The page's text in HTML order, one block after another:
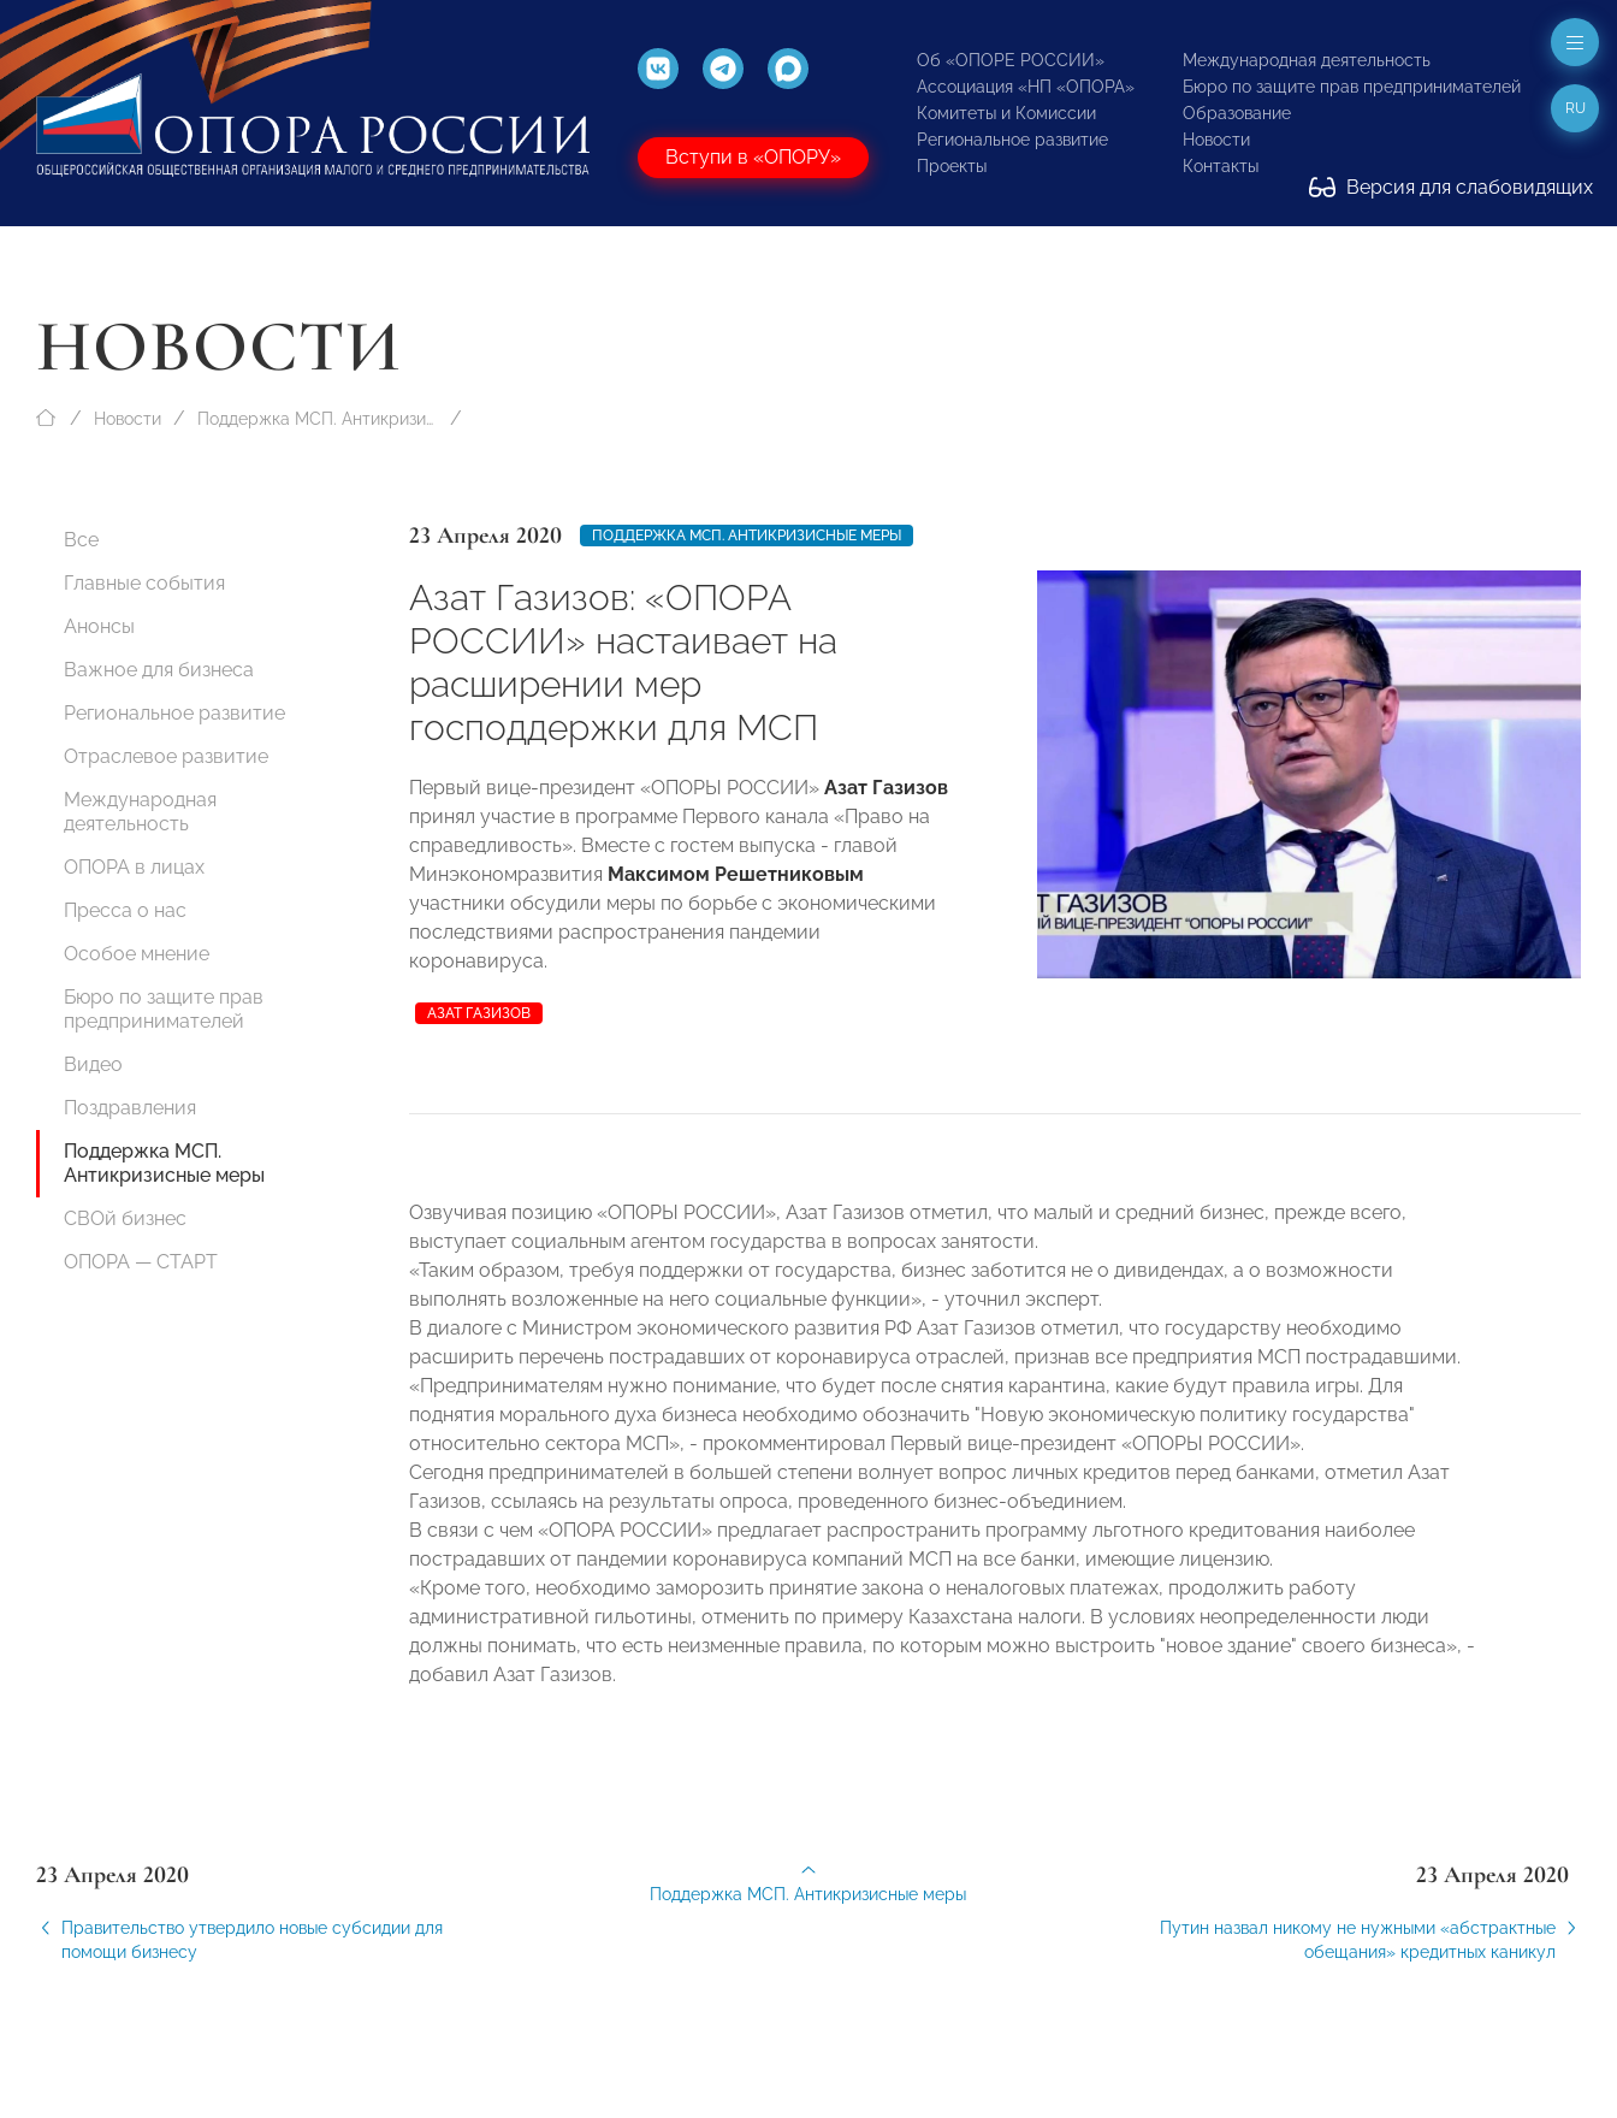
Вступи в «ОПОРУ»
Об «ОПОРЕ РОССИИ»
Ассоциация «НП «ОПОРА»
Комитеты и Комиссии
Региональное развитие
Проекты
Международная деятельность
Бюро по защите прав предпринимателей
Образование
Новости
Контакты
Версия для слабовидящих
RU
НОВОСТИ
Новости Поддержка МСП. Антикризисные меры
Все
Главные события
Анонсы
Важное для бизнеса
Региональное развитие
Отраслевое развитие
Международная
деятельность
ОПОРА в лицах
Пресса о нас
Особое мнение
Бюро по защите прав
предпринимателей
Видео
Поздравления
Поддержка МСП.
Антикризисные меры
СВОй бизнес
ОПОРА — СТАРТ
23 Апреля 2020 ПОДДЕРЖКА МСП. АНТИКРИЗИСНЫЕ МЕРЫ
Азат Газизов: «ОПОРА
РОССИИ» настаивает на
расширении мер
господдержки для МСП
Первый вице-президент «ОПОРЫ РОССИИ» Азат Газизов
принял участие в программе Первого канала «Право на
справедливость». Вместе с гостем выпуска - главой
Минэкономразвития Максимом Решетниковым
участники обсудили меры по борьбе с экономическими
последствиями распространения пандемии
коронавируса.
АЗАТ ГАЗИЗОВ
Озвучивая позицию «ОПОРЫ РОССИИ», Азат Газизов отметил, что малый и средний бизнес, прежде всего,
выступает социальным агентом государства в вопросах занятости.
«Таким образом, требуя поддержки от государства, бизнес заботится не о дивидендах, а о возможности
выполнять возложенные на него социальные функции», - уточнил эксперт.
В диалоге с Министром экономического развития РФ Азат Газизов отметил, что государству необходимо
расширить перечень пострадавших от коронавируса отраслей, признав все предприятия МСП пострадавшими.
«Предпринимателям нужно понимание, что будет после снятия карантина, какие будут правила игры. Для
поднятия морального духа бизнеса необходимо обозначить "Новую экономическую политику государства"
относительно сектора МСП», - прокомментировал Первый вице-президент «ОПОРЫ РОССИИ».
Сегодня предпринимателей в большей степени волнует вопрос личных кредитов перед банками, отметил Азат
Газизов, ссылаясь на результаты опроса, проведенного бизнес-объединием.
В связи с чем «ОПОРА РОССИИ» предлагает распространить программу льготного кредитования наиболее
пострадавших от пандемии коронавируса компаний МСП на все банки, имеющие лицензию.
«Кроме того, необходимо заморозить принятие закона о неналоговых платежах, продолжить работу
административной гильотины, отменить по примеру Казахстана налоги. В условиях неопределенности люди
должны понимать, что есть неизменные правила, по которым можно выстроить "новое здание" своего бизнеса», -
добавил Азат Газизов.
23 Апреля 2020
Правительство утвердило новые субсидии для
помощи бизнесу
23 Апреля 2020
Путин назвал никому не нужными «абстрактные
обещания» кредитных каникул
Поддержка МСП. Антикризисные меры